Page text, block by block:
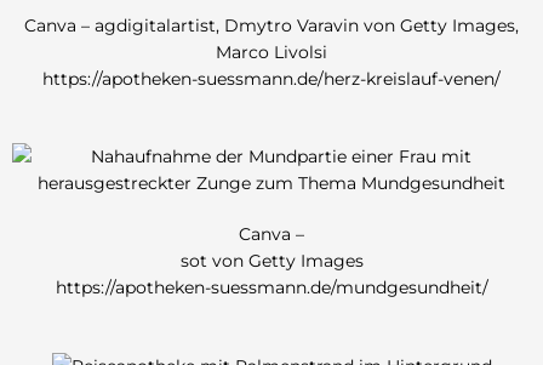
Canva – agdigitalartist, Dmytro Varavin von Getty Images,
Marco Livolsi
https://apotheken-suessmann.de/herz-kreislauf-venen/
Canva –
sot von Getty Images
https://apotheken-suessmann.de/mundgesundheit/